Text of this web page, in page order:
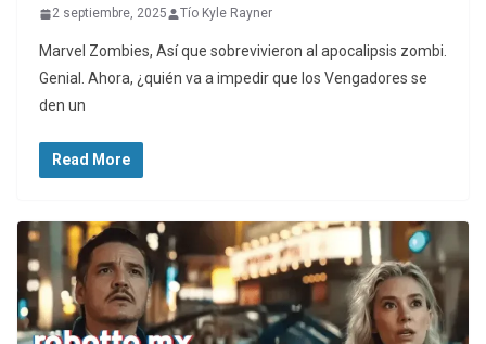
2 septiembre, 2025 Tío Kyle Rayner
Marvel Zombies, Así que sobrevivieron al apocalipsis zombi.
Genial. Ahora, ¿quién va a impedir que los Vengadores se
den un
Read More